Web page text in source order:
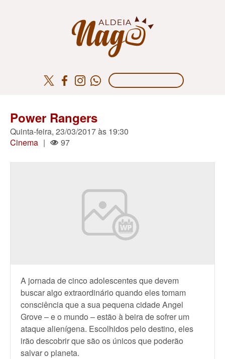
Power Rangers
Quinta-feira, 23/03/2017 às 19:30
Cinema | 97
A jornada de cinco adolescentes que devem
buscar algo extraordinário quando eles tomam
consciência que a sua pequena cidade Angel
Grove – e o mundo – estão à beira de sofrer um
ataque alienígena. Escolhidos pelo destino, eles
irão descobrir que são os únicos que poderão
salvar o planeta.